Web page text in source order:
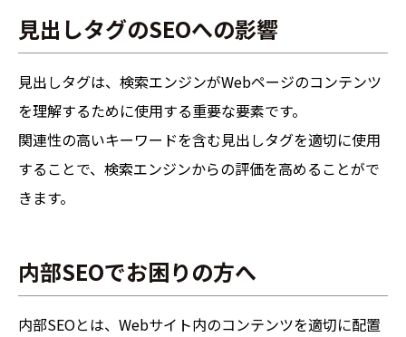
見出しタグのSEOへの影響
見出しタグは、検索エンジンがWebページのコンテンツ
を理解するために使用する重要な要素です。
関連性の高いキーワードを含む見出しタグを適切に使用
することで、検索エンジンからの評価を高めることがで
きます。
内部SEOでお困りの方へ
内部SEOとは、Webサイト内のコンテンツを適切に配置